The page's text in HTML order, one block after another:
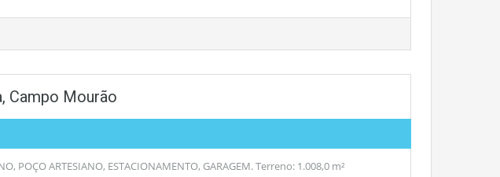
Campo Mourão
POÇO ARTESIANO, ESTACIONAMENTO, GARAGEM. Terreno: 1.008,0 m²